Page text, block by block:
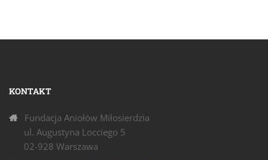
KONTAKT
Fundacja Aniołów Miłosierdzia
ul. Augustyna Locciego 5
02-928 Warszawa